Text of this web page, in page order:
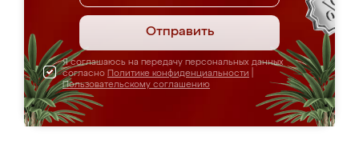
Отправить
Я соглашаюсь на передачу персональных данных
согласно Политике конфиденциальности
Пользовательскому соглашению